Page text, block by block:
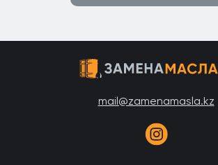
mail@zamenamasla.kz